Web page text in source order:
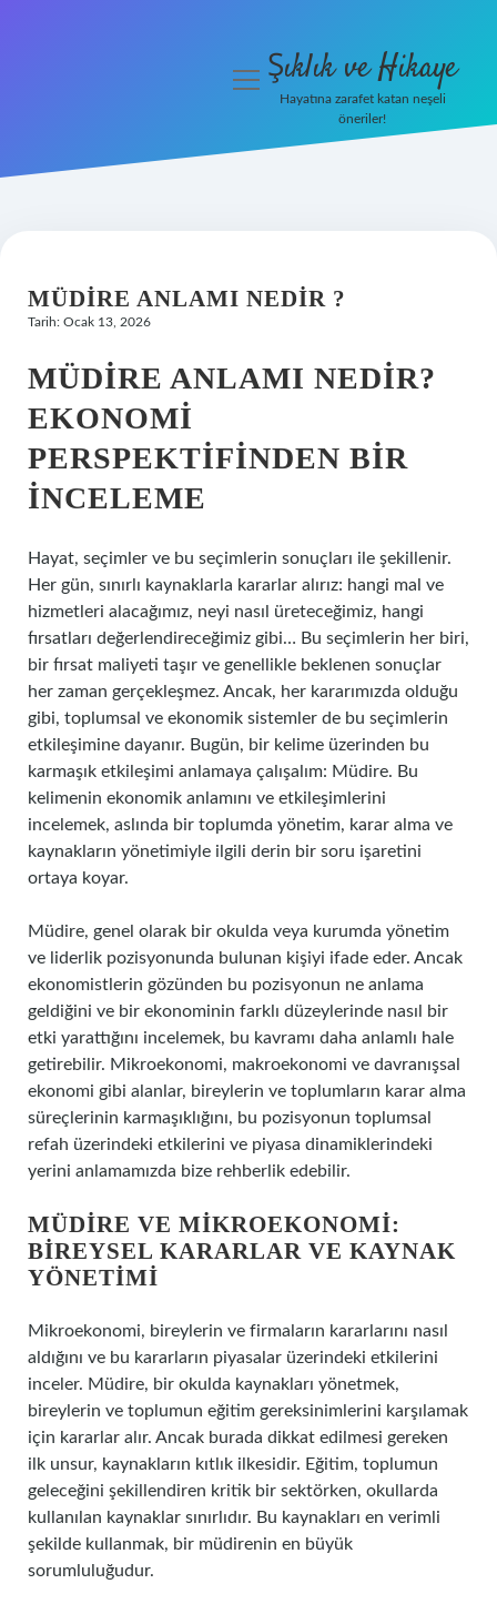
Olur
Yasal Uyarı
menüyüŞıklık ve Hikaye
Hayatına zarafet katan neşeli
öneriler!
MÜDIRE ANLAMI NEDIR ?
Tarih: Ocak 13, 2026
MÜDIRE ANLAMI NEDIR?
EKONOMI
PERSPEKTIFINDEN BIR
İNCELEME
Hayat, seçimler ve bu seçimlerin sonuçları ile şekillenir.
Her gün, sınırlı kaynaklarla kararlar alırız: hangi mal ve
hizmetleri alacağımız, neyi nasıl üreteceğimiz, hangi
fırsatları değerlendireceğimiz gibi… Bu seçimlerin her biri,
bir fırsat maliyeti taşır ve genellikle beklenen sonuçlar
her zaman gerçekleşmez. Ancak, her kararımızda olduğu
gibi, toplumsal ve ekonomik sistemler de bu seçimlerin
etkileşimine dayanır. Bugün, bir kelime üzerinden bu
karmaşık etkileşimi anlamaya çalışalım: Müdire. Bu
kelimenin ekonomik anlamını ve etkileşimlerini
incelemek, aslında bir toplumda yönetim, karar alma ve
kaynakların yönetimiyle ilgili derin bir soru işaretini
ortaya koyar.
Müdire, genel olarak bir okulda veya kurumda yönetim
ve liderlik pozisyonunda bulunan kişiyi ifade eder. Ancak
ekonomistlerin gözünden bu pozisyonun ne anlama
geldiğini ve bir ekonominin farklı düzeylerinde nasıl bir
etki yarattığını incelemek, bu kavramı daha anlamlı hale
getirebilir. Mikroekonomi, makroekonomi ve davranışsal
ekonomi gibi alanlar, bireylerin ve toplumların karar alma
süreçlerinin karmaşıklığını, bu pozisyonun toplumsal
refah üzerindeki etkilerini ve piyasa dinamiklerindeki
yerini anlamamızda bize rehberlik edebilir.
MÜDIRE VE MIKROEKONOMI:
BIREYSEL KARARLAR VE KAYNAK
YÖNETIMI
Mikroekonomi, bireylerin ve firmaların kararlarını nasıl
aldığını ve bu kararların piyasalar üzerindeki etkilerini
inceler. Müdire, bir okulda kaynakları yönetmek,
bireylerin ve toplumun eğitim gereksinimlerini karşılamak
için kararlar alır. Ancak burada dikkat edilmesi gereken
ilk unsur, kaynakların kıtlık ilkesidir. Eğitim, toplumun
geleceğini şekillendiren kritik bir sektörken, okullarda
kullanılan kaynaklar sınırlıdır. Bu kaynakları en verimli
şekilde kullanmak, bir müdirenin en büyük
sorumluluğudur.